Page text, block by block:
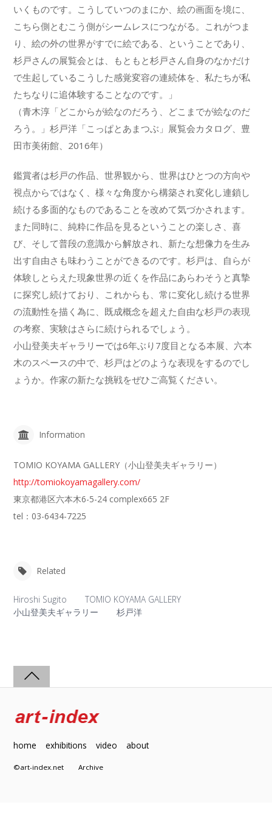
いくものです。こうしていつのまにか、絵の画面を境に、
こちら側とむこう側がシームレスにつながる。これがつま
り、絵の外の世界がすでに絵である、ということであり、
杉戸さんの展覧会とは、もともと杉戸さん自身のなかだけ
で生起しているこうした感覚変容の連続体を、私たちが私
たちなりに追体験することなのです。」
（青木淳「どこからが絵なのだろう、どこまでが絵なのだ
ろう。」杉戸洋「こっぱとあまつぶ」展覧会カタログ、豊
田市美術館、2016年）
鑑賞者は杉戸の作品、世界観から、世界はひとつの方向や
視点からではなく、様々な角度から構築され変化し連鎖し
続ける多面的なものであることを改めて気づかされます。
また同時に、純粋に作品を見るということの楽しさ、喜
び、そして普段の意識から解放され、新たな想像力を生み
出す自由さも味わうことができるのです。杉戸は、自らが
体験しとらえた現象世界の近くを作品にあらわそうと真摯
に探究し続けており、これからも、常に変化し続ける世界
の流動性を描く為に、既成概念を超えた自由な杉戸の表現
の考察、実験はさらに続けられるでしょう。
小山登美夫ギャラリーでは6年ぶり7度目となる本展、六本
木のスペースの中で、杉戸はどのような表現をするのでし
ょうか。作家の新たな挑戦をぜひご高覧ください。
Information
TOMIO KOYAMA GALLERY（小山登美夫ギャラリー）
http://tomiokoyamagallery.com/
東京都港区六本木6-5-24 complex665 2F
tel：03-6434-7225
Related
Hiroshi Sugito
TOMIO KOYAMA GALLERY
小山登美夫ギャラリー
杉戸洋
home exhibitions video about
©art-index.netArchive